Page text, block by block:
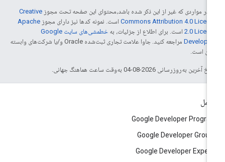
در مواردی که غیر از این ذکر شده باشد،‌محتوای این صفحه تحت مجوزCreative
Commons Attribution 4.0است. نمونه کدها نیز دارای مجوزApache
2.0است. برای اطلاع از جزئیات، به
خطمشی‌های سایت Google
مراجعه کنید. جاوا علامت تجاری ثبت‌شده Oracle و/یا شرکت‌های وابسته
آن است.
آخرین به‌روزرسانی 2026-08-04 به‌وقت ساعت هماهنگ جهانی.
Google Developer
Google Developer
Google Developer